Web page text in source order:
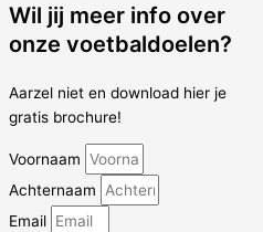
Wil jij meer info over
onze voetbaldoelen?
Aarzel niet en download hier je
gratis brochure!
Voornaam
Achternaam
Email